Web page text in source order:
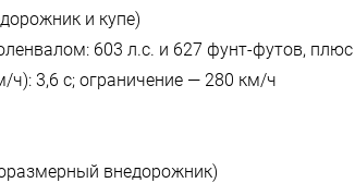
и купе)
603 л.с. и 627 фунт-футов,
3,6 с; ограничение — 280 км/ч
внедорожник)